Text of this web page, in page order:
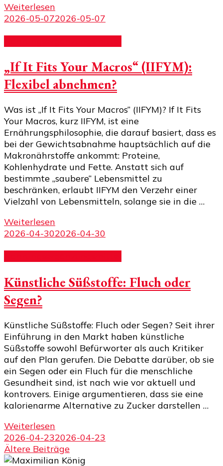
Weiterlesen
2026-05-072026-05-07
„If It Fits Your Macros“ (IIFYM):
Flexibel abnehmen?
Was ist „If It Fits Your Macros“ (IIFYM)? If It Fits
Your Macros, kurz IIFYM, ist eine
Ernährungsphilosophie, die darauf basiert, dass es
bei der Gewichtsabnahme hauptsächlich auf die
Makronährstoffe ankommt: Proteine,
Kohlenhydrate und Fette. Anstatt sich auf
bestimmte „saubere“ Lebensmittel zu
beschränken, erlaubt IIFYM den Verzehr einer
Vielzahl von Lebensmitteln, solange sie in die …
Weiterlesen
2026-04-302026-04-30
Künstliche Süßstoffe: Fluch oder
Segen?
Künstliche Süßstoffe: Fluch oder Segen? Seit ihrer
Einführung in den Markt haben künstliche
Süßstoffe sowohl Befürworter als auch Kritiker
auf den Plan gerufen. Die Debatte darüber, ob sie
ein Segen oder ein Fluch für die menschliche
Gesundheit sind, ist nach wie vor aktuell und
kontrovers. Einige argumentieren, dass sie eine
kalorienarme Alternative zu Zucker darstellen …
Weiterlesen
2026-04-232026-04-23
Beitragsnavigation
Ältere Beiträge